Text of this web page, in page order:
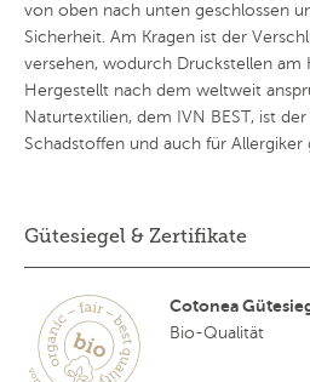
von oben nach unten geschlossen
Sicherheit. Am Kragen ist der
versehen, wodurch Druckstellen am
Hergestellt nach dem weltweit
Naturtextilien, dem IVN BEST, ist
Schadstoffen und auch für Allergiker
Gütesiegel & Zertifikate
Cotonea
Bio-Qualität